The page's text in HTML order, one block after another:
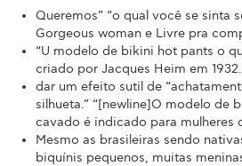
Queremos” “o qual você se sinta
Gorgeous woman e Livre pra
“U modelo de bikini hot pants o
criado por Jacques Heim em 1932.
dar um efeito sutil de
silhueta.” “[newline]O modelo de
cavado é indicado para mulheres
Mesmo as brasileiras sendo
biquínis pequenos, muitas